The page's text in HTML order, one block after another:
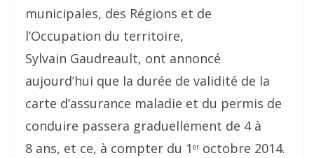
municipales, des Régions et de
l’Occupation du territoire,
Sylvain Gaudreault, ont annoncé
aujourd’hui que la durée de validité de la
carte d’assurance maladie et du permis de
conduire passera graduellement de 4 à
8 ans, et ce, à compter du 1 er octobre 2014.